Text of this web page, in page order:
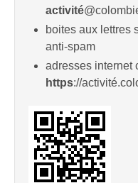
activité
boites aux lettres
anti-spam
adresses internet
https://